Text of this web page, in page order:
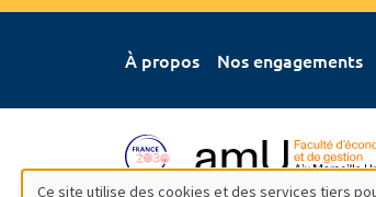
À propos Nos engagements
Ce site utilise des cookies et des services tiers